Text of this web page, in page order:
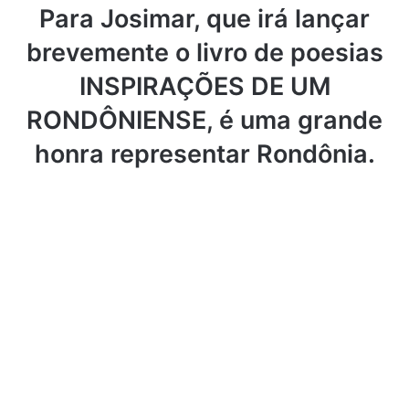
Para Josimar, que irá lançar
brevemente o livro de poesias
INSPIRAÇÕES DE UM
RONDÔNIENSE, é uma grande
honra representar Rondônia.